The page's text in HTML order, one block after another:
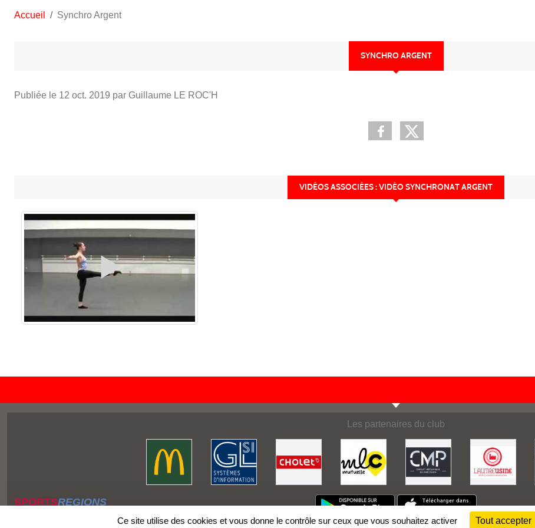
Accueil Synchro Argent
SYNCHRO ARGENT
Publiée le 12 oct. 2019 par Guillaume LE ROC'H
VIDÉOS ASSOCIÉES : VIDÉO SYNCHRONAT ARGENT
Les partenaires du club
SPORTSREGIONS
Ce site utilise des cookies et vous donne le contrôle sur ceux que vous souhaitez activer Tout accepter